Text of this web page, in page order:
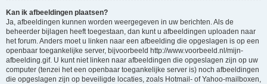
Kan ik afbeeldingen plaatsen?
Ja, afbeeldingen kunnen worden weergegeven in uw berichten. Als de
beheerder bijlagen heeft toegestaan, dan kunt u afbeeldingen uploaden naar
het forum. Anders moet u linken naar een afbeelding die opgeslagen is op een
openbaar toegankelijke server, bijvoorbeeld http://www.voorbeeld.nl/mijn-
afbeelding.gif. U kunt niet linken naar afbeeldingen die opgeslagen zijn op uw
computer (tenzei het een openbaar toegankelijke server is) noch afbeeldingen
die opgeslagen zijn op beveiligde locaties, zoals Hotmail- of Yahoo-mailboxen,